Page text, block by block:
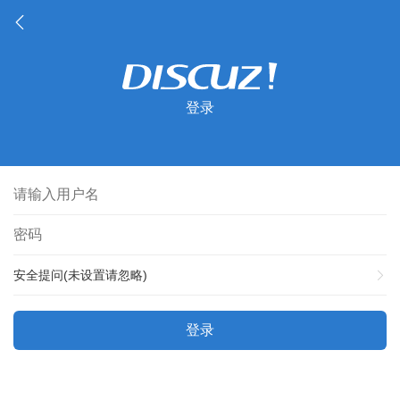
登录
安全提问(未设置请忽略)
登录